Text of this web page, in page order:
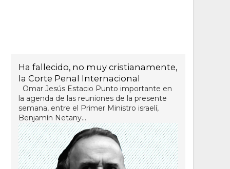
Ha fallecido, no muy cristianamente,
la Corte Penal Internacional
Omar Jesús Estacio Punto importante en
la agenda de las reuniones de la presente
semana, entre el Primer Ministro israelí,
Benjamín Netany...